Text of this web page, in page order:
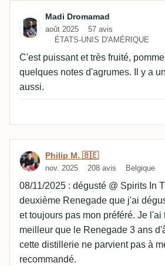
Avis de Madi Dromamad
Madi Dromamad
août 2025
57 avis
ÉTATS-UNIS D'AMÉRIQUE
C'est puissant et très fruité,
quelques notes d'agrumes. Il y a
aussi.
Avis de Philip M. 🇧🇪
Philip M. 🇧🇪
nov. 2025 208 avis Belgique
08/11/2025 : dégusté @ Spirits In
deuxième Renegade que j'ai
et toujours pas mon préféré. Je l'ai
meilleur que le Renegade 3 ans
cette distillerie ne parvient pas à
recommandé.